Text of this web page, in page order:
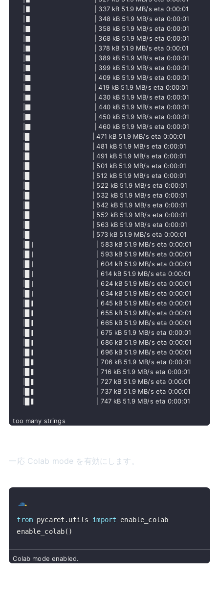
     |▋                               | 337 kB 51.9 MB/s eta 0:00:01
     |▋                               | 348 kB 51.9 MB/s eta 0:00:01
     |▊                               | 358 kB 51.9 MB/s eta 0:00:01
     |▊                               | 368 kB 51.9 MB/s eta 0:00:01
     |▊                               | 378 kB 51.9 MB/s eta 0:00:01
     |▊                               | 389 kB 51.9 MB/s eta 0:00:01
     |▊                               | 399 kB 51.9 MB/s eta 0:00:01
     |▉                               | 409 kB 51.9 MB/s eta 0:00:01
     |▉                               | 419 kB 51.9 MB/s eta 0:00:01
     |▉                               | 430 kB 51.9 MB/s eta 0:00:01
     |▉                               | 440 kB 51.9 MB/s eta 0:00:01
     |▉                               | 450 kB 51.9 MB/s eta 0:00:01
     |▉                               | 460 kB 51.9 MB/s eta 0:00:01
     |█                               | 471 kB 51.9 MB/s eta 0:00:01
     |█                               | 481 kB 51.9 MB/s eta 0:00:01
     |█                               | 491 kB 51.9 MB/s eta 0:00:01
     |█                               | 501 kB 51.9 MB/s eta 0:00:01
     |█                               | 512 kB 51.9 MB/s eta 0:00:01
     |█                               | 522 kB 51.9 MB/s eta 0:00:01
     |█                               | 532 kB 51.9 MB/s eta 0:00:01
     |█                               | 542 kB 51.9 MB/s eta 0:00:01
     |█                               | 552 kB 51.9 MB/s eta 0:00:01
     |█                               | 563 kB 51.9 MB/s eta 0:00:01
     |█                               | 573 kB 51.9 MB/s eta 0:00:01
     |█▏                              | 583 kB 51.9 MB/s eta 0:00:01
     |█▏                              | 593 kB 51.9 MB/s eta 0:00:01
     |█▏                              | 604 kB 51.9 MB/s eta 0:00:01
     |█▏                              | 614 kB 51.9 MB/s eta 0:00:01
     |█▏                              | 624 kB 51.9 MB/s eta 0:00:01
     |█▏                              | 634 kB 51.9 MB/s eta 0:00:01
     |█▎                              | 645 kB 51.9 MB/s eta 0:00:01
     |█▎                              | 655 kB 51.9 MB/s eta 0:00:01
     |█▎                              | 665 kB 51.9 MB/s eta 0:00:01
     |█▎                              | 675 kB 51.9 MB/s eta 0:00:01
     |█▎                              | 686 kB 51.9 MB/s eta 0:00:01
     |█▎                              | 696 kB 51.9 MB/s eta 0:00:01
     |█▍                              | 706 kB 51.9 MB/s eta 0:00:01
     |█▍                              | 716 kB 51.9 MB/s eta 0:00:01
     |█▍                              | 727 kB 51.9 MB/s eta 0:00:01
     |█▍                              | 737 kB 51.9 MB/s eta 0:00:01
     |█▍                              | 747 kB 51.9 MB/s eta 0:00:01
too many strings
一応 Colab mode を有効にします。
from pycaret . utils import
enable_colab( )